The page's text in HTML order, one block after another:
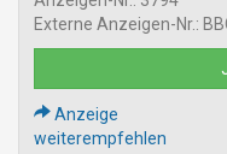
Externe Anzeigen-Nr.:
Anzeige
weiterempfehlen